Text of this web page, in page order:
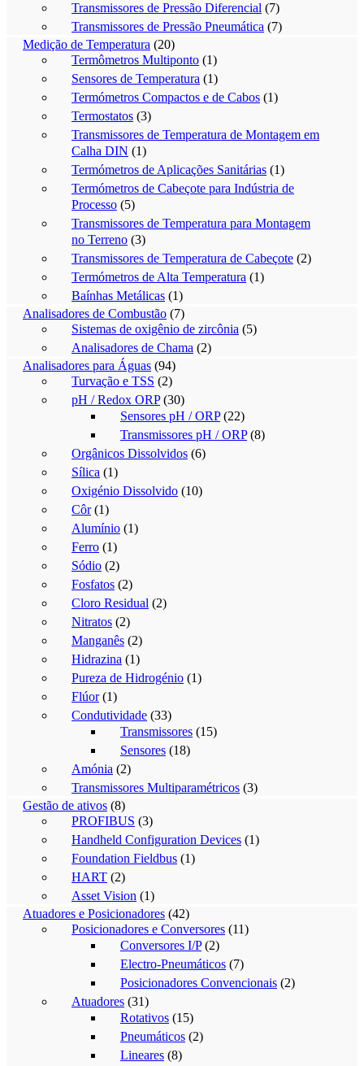
Transmissores de Pressão Diferencial (7)
Transmissores de Pressão Pneumática (7)
Medição de Temperatura (20)
Termômetros Multiponto (1)
Sensores de Temperatura (1)
Termómetros Compactos e de Cabos (1)
Termostatos (3)
Transmissores de Temperatura de Montagem em
Calha DIN (1)
Termómetros de Aplicações Sanitárias (1)
Termómetros de Cabeçote para Indústria de
Processo (5)
Transmissores de Temperatura para Montagem
no Terreno (3)
Transmissores de Temperatura de Cabeçote (2)
Termómetros de Alta Temperatura (1)
Baínhas Metálicas (1)
Analisadores de Combustão (7)
Sistemas de oxigênio de zircônia (5)
Analisadores de Chama (2)
Analisadores para Águas (94)
Turvação e TSS (2)
pH / Redox ORP (30)
Sensores pH / ORP (22)
Transmissores pH / ORP (8)
Orgânicos Dissolvidos (6)
Sílica (1)
Oxigénio Dissolvido (10)
Côr (1)
Alumínio (1)
Ferro (1)
Sódio (2)
Fosfatos (2)
Cloro Residual (2)
Nitratos (2)
Manganês (2)
Hidrazina (1)
Pureza de Hidrogénio (1)
Flúor (1)
Condutividade (33)
Transmissores (15)
Sensores (18)
Amónia (2)
Transmissores Multiparamétricos (3)
Gestão de ativos (8)
PROFIBUS (3)
Handheld Configuration Devices (1)
Foundation Fieldbus (1)
HART (2)
Asset Vision (1)
Atuadores e Posicionadores (42)
Posicionadores e Conversores (11)
Conversores I/P (2)
Electro-Pneumáticos (7)
Posicionadores Convencionais (2)
Atuadores (31)
Rotativos (15)
Pneumáticos (2)
Lineares (8)